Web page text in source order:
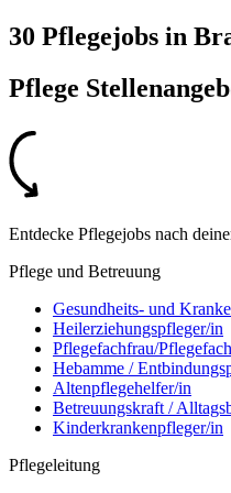
30 Pflegejobs in
Pflege
Entdecke Pflegejobs nach
Pflege und Betreuung
Gesundheits- und
Heilerziehungspfleger/in
Pflegefachfrau/
Hebamme /
Altenpflegehelfer/in
Betreuungskraft /
Kinderkrankenpfleger/in
Pflegeleitung